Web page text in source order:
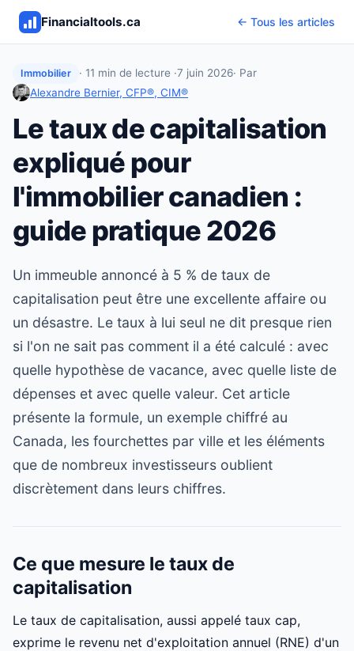
Financialtools.ca ← Tous les articles
Immobilier · 11 min de lecture ·7 juin 2026· Par
Alexandre Bernier, CFP®, CIM®
Le taux de capitalisation
expliqué pour
l'immobilier canadien :
guide pratique 2026
Un immeuble annoncé à 5 % de taux de
capitalisation peut être une excellente affaire ou
un désastre. Le taux à lui seul ne dit presque rien
si l'on ne sait pas comment il a été calculé : avec
quelle hypothèse de vacance, avec quelle liste de
dépenses et avec quelle valeur. Cet article
présente la formule, un exemple chiffré au
Canada, les fourchettes par ville et les éléments
que de nombreux investisseurs oublient
discrètement dans leurs chiffres.
Ce que mesure le taux de
capitalisation
Le taux de capitalisation, aussi appelé taux cap,
exprime le revenu net d'exploitation annuel (RNE) d'un